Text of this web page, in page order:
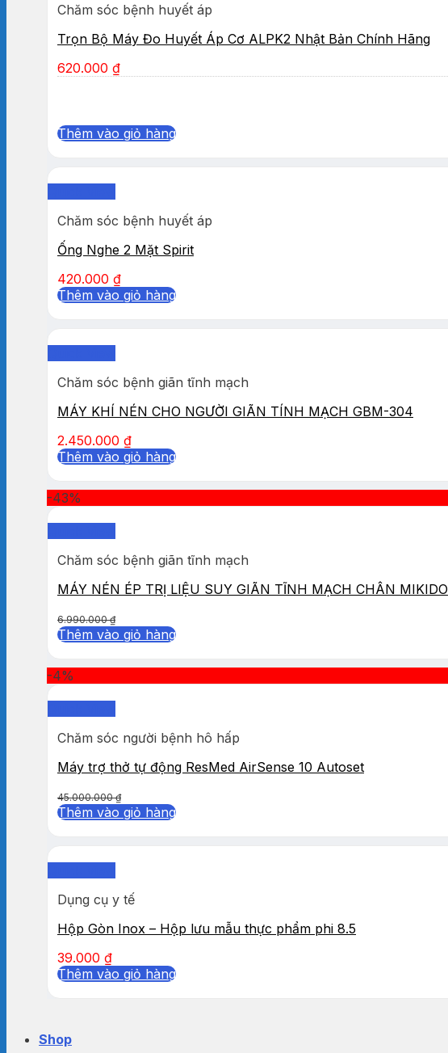
Chăm sóc bệnh huyết áp
Trọn Bộ Máy Đo Huyết Áp Cơ ALPK2 Nhật Bản Chính Hãng
620.000 ₫
Thêm vào giỏ hàng
Chăm sóc bệnh huyết áp
Ống Nghe 2 Mặt Spirit
420.000 ₫
Thêm vào giỏ hàng
Chăm sóc bệnh giãn tĩnh mạch
MÁY KHÍ NÉN CHO NGƯỜI GIÃN TÍNH MẠCH GBM-304
2.450.000 ₫
Thêm vào giỏ hàng
-43%
Chăm sóc bệnh giãn tĩnh mạch
MÁY NÉN ÉP TRỊ LIỆU SUY GIÃN TĨNH MẠCH CHÂN MIKIDO
6.990.000₫
Thêm vào giỏ hàng
-4%
Chăm sóc người bệnh hô hấp
Máy trợ thở tự động ResMed AirSense 10 Autoset
45.000.000₫
Thêm vào giỏ hàng
Dụng cụ y tế
Hộp Gòn Inox – Hộp lưu mẫu thực phẩm phi 8.5
39.000 ₫
Thêm vào giỏ hàng
Shop